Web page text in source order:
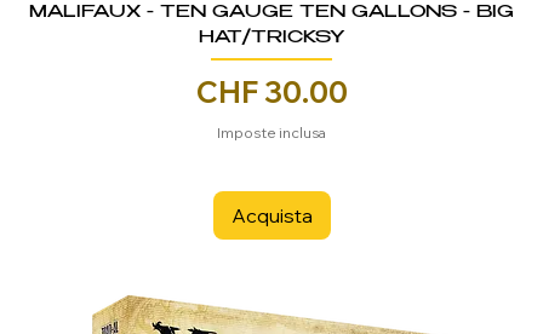
MALIFAUX - TEN GAUGE TEN GALLONS - BIG
HAT/TRICKSY
Prezzo
CHF 30.00
Imposte inclusa
Acquista